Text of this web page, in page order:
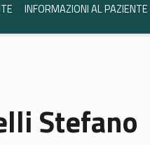
INFORMAZIONI AL PAZIENTE
Stefano